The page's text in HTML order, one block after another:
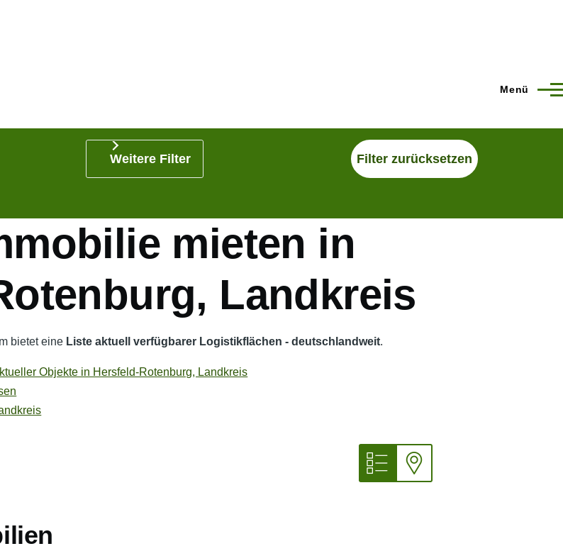
Menü
Weitere Filter
mieten in
Landkreis
bietet eine Liste aktuell verfügbarer Logistikflächen - deutschlandweit.
Objekte in Hersfeld-Rotenburg, Landkreis